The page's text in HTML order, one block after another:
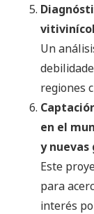
Un
regiones
en el
y nuevas
Este
para
interés